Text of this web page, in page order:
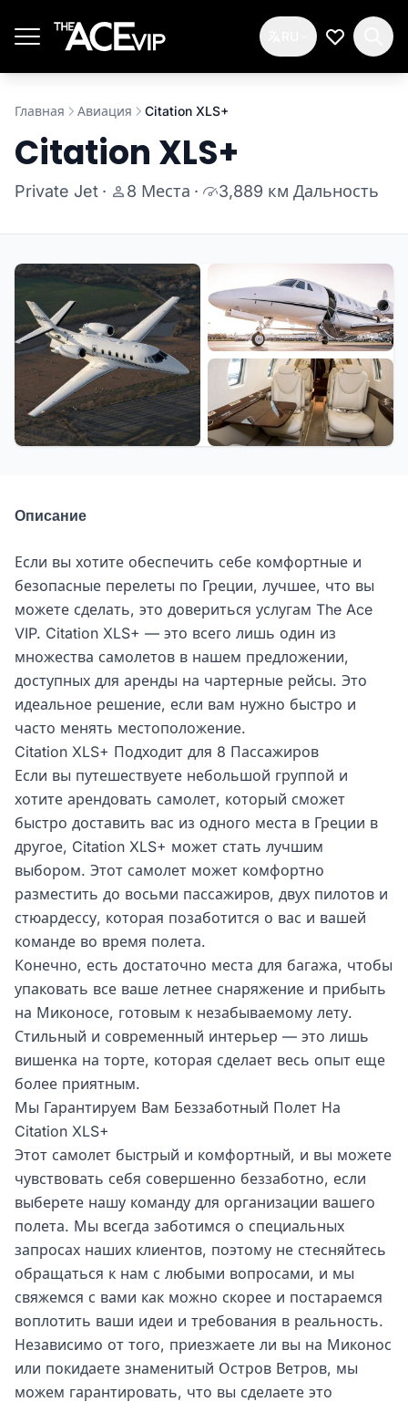
Мой
Главная Авиация Citation XLS+
Citation XLS+
Private Jet · 8 Места · 3,889 км Дальность
Описание
Если вы хотите обеспечить себе комфортные и
безопасные перелеты по Греции, лучшее, что вы
можете сделать, это довериться услугам The Ace
VIP. Citation XLS+ — это всего лишь один из
множества самолетов в нашем предложении,
доступных для аренды на чартерные рейсы. Это
идеальное решение, если вам нужно быстро и
часто менять местоположение.
Citation XLS+ Подходит для 8 Пассажиров
Если вы путешествуете небольшой группой и
хотите арендовать самолет, который сможет
быстро доставить вас из одного места в Греции в
другое, Citation XLS+ может стать лучшим
выбором. Этот самолет может комфортно
разместить до восьми пассажиров, двух пилотов и
стюардессу, которая позаботится о вас и вашей
команде во время полета.
Конечно, есть достаточно места для багажа, чтобы
упаковать все ваше летнее снаряжение и прибыть
на Миконосе, готовым к незабываемому лету.
Стильный и современный интерьер — это лишь
вишенка на торте, которая сделает весь опыт еще
более приятным.
Мы Гарантируем Вам Беззаботный Полет На
Citation XLS+
Этот самолет быстрый и комфортный, и вы можете
чувствовать себя совершенно беззаботно, если
выберете нашу команду для организации вашего
полета. Мы всегда заботимся о специальных
запросах наших клиентов, поэтому не стесняйтесь
обращаться к нам с любыми вопросами, и мы
свяжемся с вами как можно скорее и постараемся
воплотить ваши идеи и требования в реальность.
Независимо от того, приезжаете ли вы на Миконос
или покидаете знаменитый Остров Ветров, мы
можем гарантировать, что вы сделаете это